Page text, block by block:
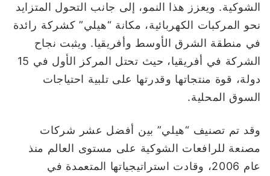
الشوكية. ويعزز هذا النمو، إلى جانب التحول المتزايد
نحو المركبات الكهربائية، مكانة “هيلي” كشركة رائدة
في منطقة الشرق الأوسط وأفريقيا. ويثبت نجاح
الشركة في أفريقيا، حيث تحتل المركز الأول في 15
دولة، قوة منتجاتها وقدرتها على تلبية احتياجات
السوق المحلية.
وقد تم تصنيف “هيلي” بين أفضل عشر شركات
مصنعة للرافعات الشوكية على مستوى العالم منذ
عام 2006، وقادت استراتيجياتها المتعمدة في